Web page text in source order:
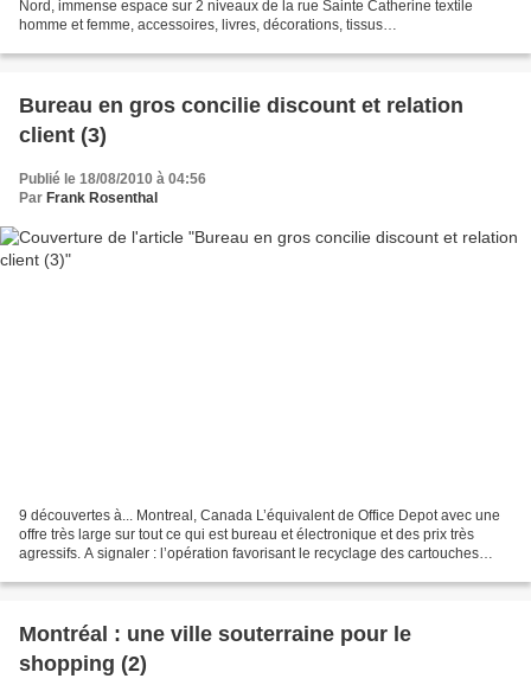
Nord, immense espace sur 2 niveaux de la rue Sainte Catherine textile
homme et femme, accessoires, livres, décorations, tissus…
Bureau en gros concilie discount et relation
client (3)
Publié le 18/08/2010 à 04:56
Par Frank Rosenthal
9 découvertes à... Montreal, Canada L’équivalent de Office Depot avec une
offre très large sur tout ce qui est bureau et électronique et des prix très
agressifs. A signaler : l’opération favorisant le recyclage des cartouches
Montréal : une ville souterraine pour le
shopping (2)